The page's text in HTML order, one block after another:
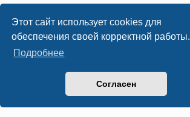
Этот сайт использует cookies для
обеспечения своей корректной работы.
Подробнее
Согласен